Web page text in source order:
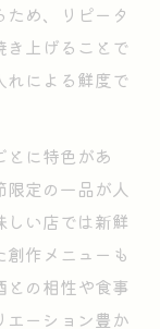
め、リピータ
き上げることで
れによる鮮度で
とに特色があ
限定の一品が人
い店では新鮮
作メニューも
の相性や食事
エーション豊か